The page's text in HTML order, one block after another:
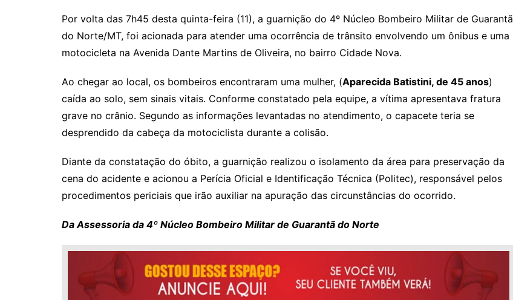
Por volta das 7h45 desta quinta-feira (11), a guarnição do 4º Núcleo Bombeiro Militar de Guarantã
do Norte/MT, foi acionada para atender uma ocorrência de trânsito envolvendo um ônibus e uma
motocicleta na Avenida Dante Martins de Oliveira, no bairro Cidade Nova.
Ao chegar ao local, os bombeiros encontraram uma mulher, (Aparecida Batistini, de 45 anos)
caída ao solo, sem sinais vitais. Conforme constatado pela equipe, a vítima apresentava fratura
grave no crânio. Segundo as informações levantadas no atendimento, o capacete teria se
desprendido da cabeça da motociclista durante a colisão.
Diante da constatação do óbito, a guarnição realizou o isolamento da área para preservação da
cena do acidente e acionou a Perícia Oficial e Identificação Técnica (Politec), responsável pelos
procedimentos periciais que irão auxiliar na apuração das circunstâncias do ocorrido.
Da Assessoria da 4º Núcleo Bombeiro Militar de Guarantã do Norte